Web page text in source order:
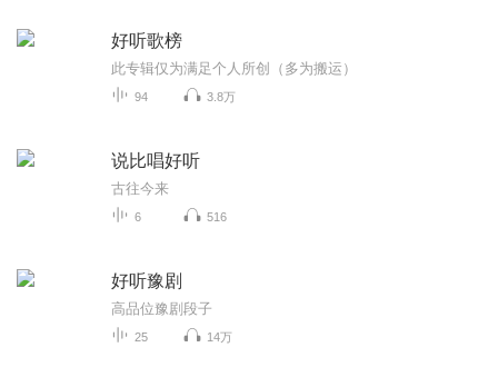
好听歌榜
此专辑仅为满足个人所创（多为搬运）
94 3.8万
说比唱好听
古往今来
6 516
好听豫剧
高品位豫剧段子
25 14万